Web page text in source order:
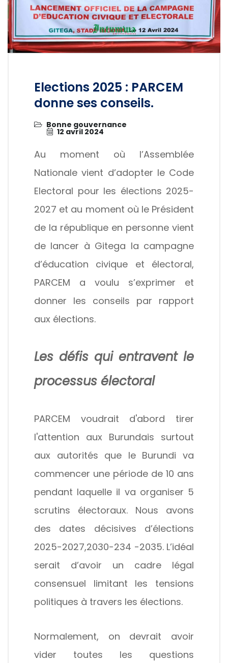
Elections 2025 : PARCEM
donne ses conseils.
Bonne gouvernance
12 avril 2024
Au moment où l’Assemblée
Nationale vient d’adopter le Code
Electoral pour les élections 2025-
2027 et au moment où le Président
de la république en personne vient
de lancer à Gitega la campagne
d’éducation civique et électoral,
PARCEM a voulu s’exprimer et
donner les conseils par rapport
aux élections.
Les défis qui entravent le
processus électoral
PARCEM voudrait d'abord tirer
l'attention aux Burundais surtout
aux autorités que le Burundi va
commencer une période de 10 ans
pendant laquelle il va organiser 5
scrutins électoraux. Nous avons
des dates décisives d’élections
2025-2027,2030-234 -2035. L’idéal
serait d’avoir un cadre légal
consensuel limitant les tensions
politiques à travers les élections.
Normalement, on devrait avoir
vider toutes les questions